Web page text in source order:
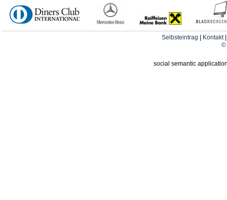
Selbsteintrag Kontakt
©
social semantic